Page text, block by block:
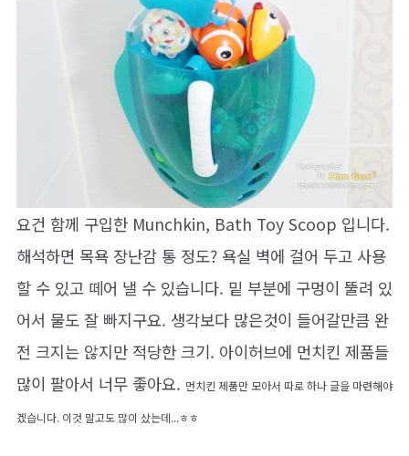
요건 함께 구입한 Munchkin, Bath Toy Scoop 입니다.
해석하면 목욕 장난감 통 정도? 욕실 벽에 걸어 두고 사용
할 수 있고 떼어 낼 수 있습니다. 밑 부분에 구멍이 뚤려 있
어서 물도 잘 빠지구요. 생각보다 많은것이 들어갈만큼 완
전 크지는 않지만 적당한 크기. 아이허브에 먼치킨 제품들
많이 팔아서 너무 좋아요. 먼치킨 제품만 모아서 따로 하나 글을 마련해야
겠습니다. 이것 말고도 많이 샀는데...ㅎㅎ